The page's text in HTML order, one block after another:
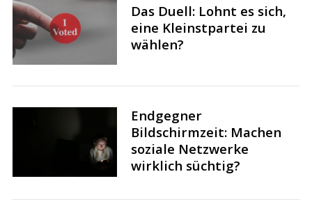
Das Duell: Lohnt es sich,
eine Kleinstpartei zu
wählen?
Endgegner
Bildschirmzeit: Machen
soziale Netzwerke
wirklich süchtig?